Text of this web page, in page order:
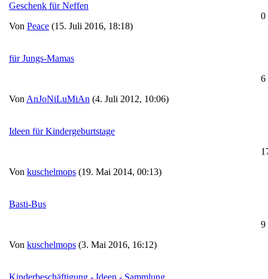
Geschenk für Neffen
Von Peace (15. Juli 2016, 18:18)
0
für Jungs-Mamas
Von AnJoNiLuMiAn (4. Juli 2012, 10:06)
6
Ideen für Kindergeburtstage
Von kuschelmops (19. Mai 2014, 00:13)
Basti-Bus
Von kuschelmops (3. Mai 2016, 16:12)
9